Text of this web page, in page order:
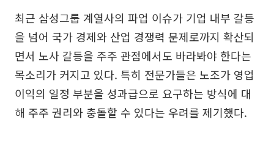
최근 삼성그룹 계열사의 파업 이슈가 기업 내부 갈등
을 넘어 국가 경제와 산업 경쟁력 문제로까지 확산되
면서 노사 갈등을 주주 관점에서도 바라봐야 한다는
목소리가 커지고 있다. 특히 전문가들은 노조가 영업
이익의 일정 부분을 성과급으로 요구하는 방식에 대
해 주주 권리와 충돌할 수 있다는 우려를 제기했다.